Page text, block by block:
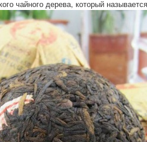
чайного дерева, который